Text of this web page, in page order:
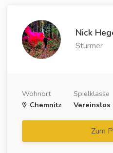
Nick
Stürmer
Wohnort
Chemnitz
Spielklasse
Vereinslos
Zum